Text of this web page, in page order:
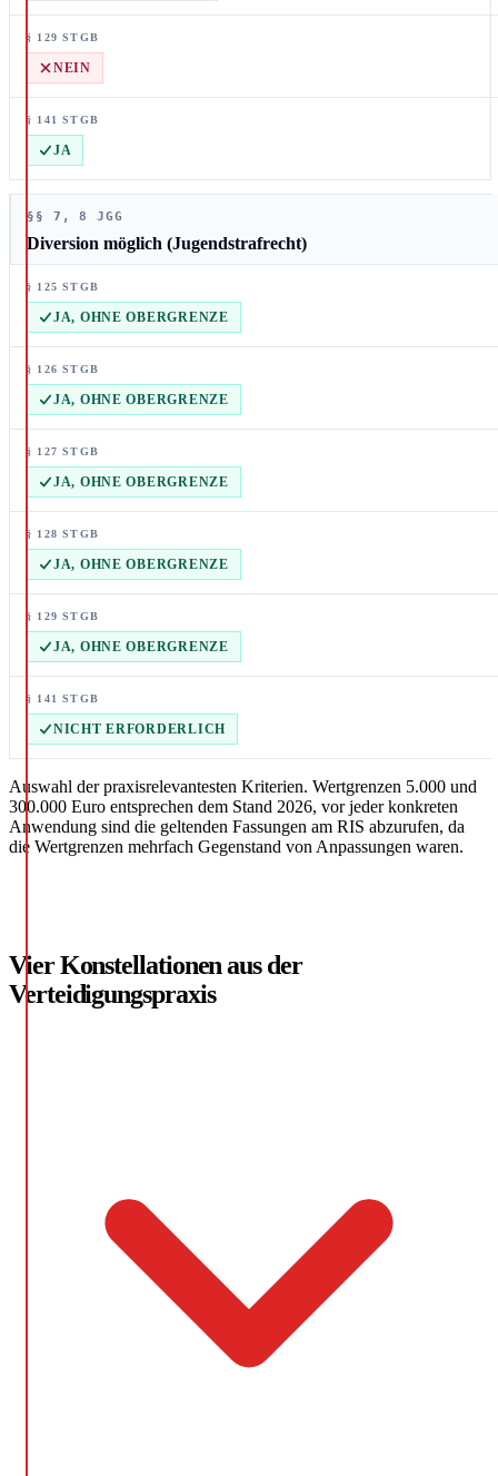
NEIN
JA
§§ 7, 8 JGG
Diversion möglich (Jugendstrafrecht)
JA, OHNE OBERGRENZE
JA, OHNE OBERGRENZE
JA, OHNE OBERGRENZE
JA, OHNE OBERGRENZE
JA, OHNE OBERGRENZE
NICHT ERFORDERLICH
Auswahl der praxisrelevantesten Kriterien. Wertgrenzen 5.000 und
300.000 Euro entsprechen dem Stand 2026, vor jeder konkreten
Anwendung sind die geltenden Fassungen am RIS abzurufen, da
die Wertgrenzen mehrfach Gegenstand von Anpassungen waren.
Vier Konstellationen aus der
Verteidigungspraxis